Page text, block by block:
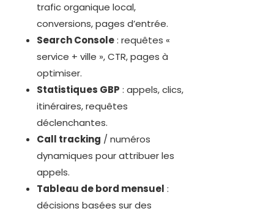
trafic organique local,
conversions, pages d’entrée.
Search Console: requêtes «
service + ville », CTR, pages à
optimiser.
Statistiques GBP : appels, clics,
itinéraires, requêtes
déclenchantes.
Call tracking / numéros
dynamiques pour attribuer les
appels.
Tableau de bord mensuel :
décisions basées sur des